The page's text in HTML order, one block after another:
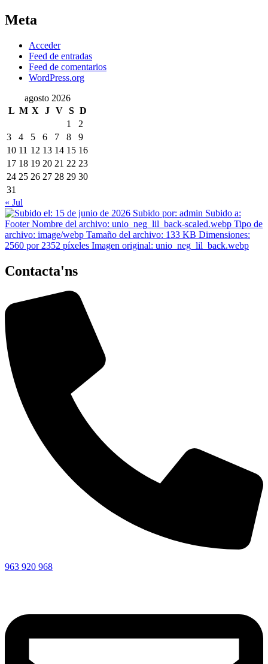
Meta
Acceder
Feed de entradas
Feed de comentarios
WordPress.org
agosto 2026
L M X J V S D
1
2
3
4 5 6 7 8
9
10 11 12 13 14 15 16
17 18 19 20 21 22 23
24 25 26 27 28 29 30
31
« Jul
Contacta'ns
963 920 968